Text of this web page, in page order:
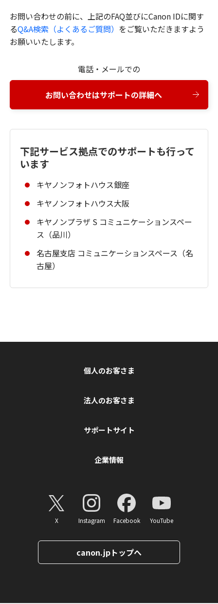
お問い合わせの前に、上記のFAQ並びにCanon IDに関す
るQ&A検索（よくあるご質問） をご覧いただきますよう
お願いいたします。
電話・メールでの
お問い合わせはサポートの詳細へ
下記サービス拠点でのサポートも行って
います
キヤノンフォトハウス銀座
キヤノンフォトハウス大阪
キヤノンプラザ S コミュニケーションスペー
ス（品川）
名古屋支店 コミュニケーションスペース（名
古屋）
個人のお客さま
法人のお客さま
サポートサイト
企業情報
X Instagram Facebook YouTube
canon.jpトップへ